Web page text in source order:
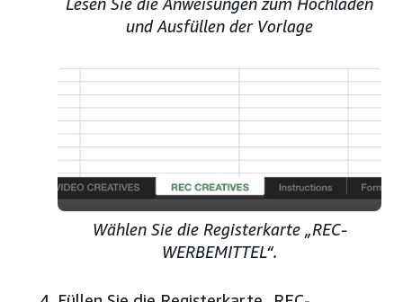
und Ausfüllen der Vorlage
Wählen Sie die Registerkarte „REC-
WERBEMITTEL“.